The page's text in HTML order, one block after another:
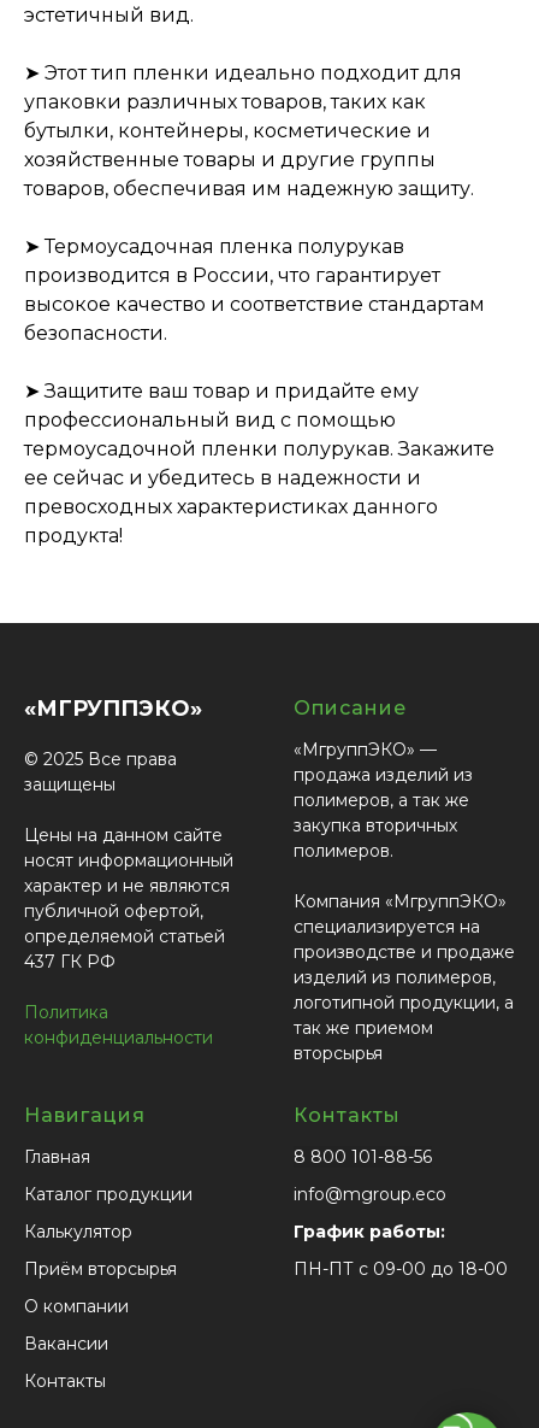
эстетичный вид.
➤ Этот тип пленки идеально подходит для
упаковки различных товаров, таких как
бутылки, контейнеры, косметические и
хозяйственные товары и другие группы
товаров, обеспечивая им надежную защиту.
➤ Термоусадочная пленка полурукав
производится в России, что гарантирует
высокое качество и соответствие стандартам
безопасности.
➤ Защитите ваш товар и придайте ему
профессиональный вид с помощью
термоусадочной пленки полурукав. Закажите
ее сейчас и убедитесь в надежности и
превосходных характеристиках данного
продукта!
«МГРУППЭКО»
© 2025 Все права
защищены
Цены на данном сайте
носят информационный
характер и не являются
публичной офертой,
определяемой статьей
437 ГК РФ
Политика
конфиденциальности
Описание
«МгруппЭКО» —
продажа изделий из
полимеров, а так же
закупка вторичных
полимеров.
Компания «МгруппЭКО»
специализируется на
производстве и продаже
изделий из полимеров,
логотипной продукции, а
так же приемом
вторсырья
Навигация
Главная
Каталог продукции
Калькулятор
Приём вторсырья
О компании
Вакансии
Контакты
Контакты
8 800 101-88-56
info@mgroup.eco
График работы:
ПН-ПТ с 09-00 до 18-00